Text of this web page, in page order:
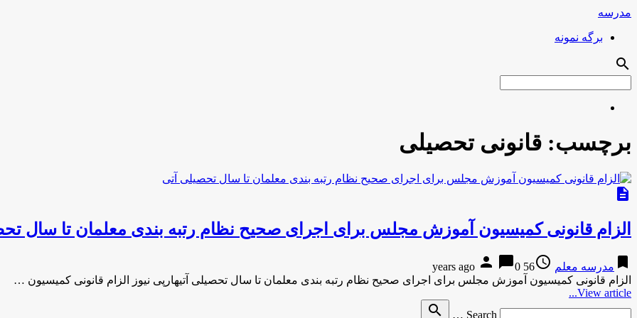
مدرسه
برگه نمونه
search
برچسب: قانونی تحصیلی
description
الزام قانونی کمیسیون آموزش مجلس برای اجرای صحیح نظام رتبه بندی معلمان تا سال
bookmark مدرسه معلم access_time
56 years ago
person chat_bubble0
الزام قانونی کمیسیون آموزش مجلس برای اجرای صحیح نظام رتبه بندی معلمان تا سال تحصیلی آتیهارپی نیوز الزام قانونی کمیسیون …
View article...
Search …
search